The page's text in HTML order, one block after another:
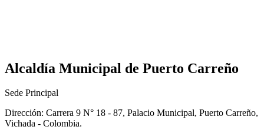
Alcaldía Municipal de Puerto Carreño
Sede Principal
Dirección: Carrera 9 N° 18 - 87, Palacio Municipal, Puerto Carreño,
Vichada - Colombia.